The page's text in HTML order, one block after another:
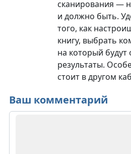
сканирования —
и должно быть.
того, как
книгу, выбрать
на который будут
результаты.
стоит в другом
Ваш комментарий